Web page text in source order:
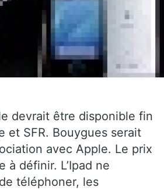
devrait être disponible fin
et SFR. Bouygues serait
avec Apple. Le prix
à définir. L’Ipad ne
téléphoner, les